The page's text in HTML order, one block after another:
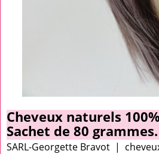
Cheveux naturels
Sachet de 80 grammes.
SARL-Georgette Bravot